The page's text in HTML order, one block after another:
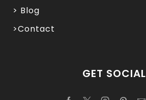
> Blog
>Contact
GET SOCIAL